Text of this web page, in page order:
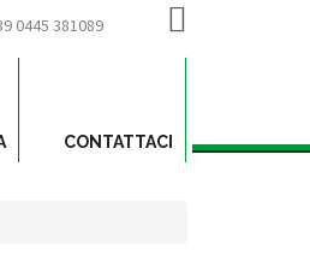
0445 381089
CONTATTACI